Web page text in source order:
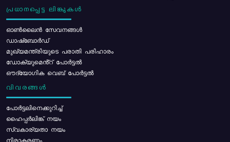
പ്രധാനപ്പെട്ട ലിങ്കുകൾ
ഓൺലൈൻ സേവനങ്ങൾ
ഡാഷ്ബോർഡ്
മുഖ്യമന്ത്രിയുടെ പരാതി പരിഹാരം
ഡോക്യുമെൻ്റ് പോർട്ടൽ
ഔദ്യോഗിക വെബ് പോർട്ടൽ
വിവരങ്ങൾ
പോര്‍ട്ടലിനെക്കുറിച്ച്
ഹൈപ്പർലിങ്ക് നയം
സ്വകാര്യതാ നയം
നിരാകരണം